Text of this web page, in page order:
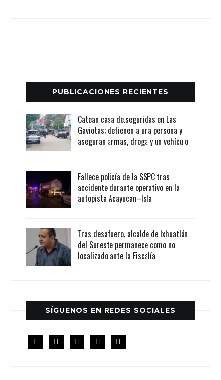
PUBLICACIONES RECIENTES
Catean casa de.seguridas en Las
Gaviotas; detienen a una persona y
aseguran armas, droga y un vehículo
Fallece policía de la SSPC tras
accidente durante operativo en la
autopista Acayucan–Isla
Tras desafuero, alcalde de Ixhuatlán
del Sureste permanece como no
localizado ante la Fiscalía
SÍGUENOS EN REDES SOCIALES
facebooktwitterinstagramyoutube
rss